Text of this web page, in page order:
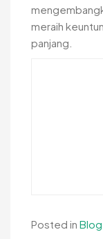
meraih
panjang.
Posted in Blog